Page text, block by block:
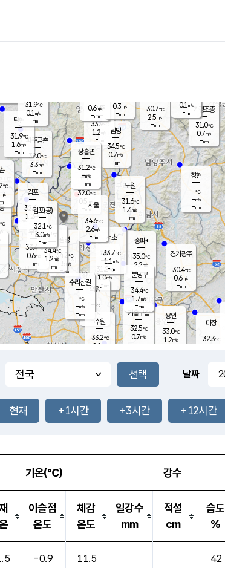
양주
33.9℃
1.2
-mm
과천
31.2℃
1.0m/s
- mm
-mm
-mm
용인
33.0℃
1.2m/s
경기광주
30.4℃
0.6m/s
-mm
28.8
℃
℃
m/s
파주금촌
32.0℃
3.3m/s
-mm
가평조종
31.0℃
0.7m/s
-mm
30.7℃
2.5m/s
-mm
창현
-℃
-m/s
-mm
탄현
31.9℃
1.6m/s
-mm
0.1 m/s
-mm
34.0℃
0.8m/s
-mm
마장
32.3℃
의왕
- ℃
m/s
mm
김포
32.6℃
1.2 m/s
mm
광명
34.2 ℃
1.5 m/s
-mm
부천
33.4℃
0.6m/s
-mm
-mm
℃
m/s
구로
34.4℃
1.2m/s
-mm
은평
32.0℃
0.5 m/s
- mm
노원
31.6℃
1.4m/s
-mm
송파*
35.0℃
2.2m/s
-mm
서초
33.7℃
1.1 m/s
-mm
남방
34.5℃
0.7m/s
-mm
기흥구갈
32.5℃
0.7m/s
-
수리산길
-℃
-m/s
-mm
분당구
34.4℃
1.7m/s
-mm
장흥면
31.2℃
-m/s
-mm
0.6m/s
-mm
김포(공)
32.1℃
3.0m/s
-mm
수원
33.2℃
2.1 m/s
서울
34.6℃
2.6m/s
-mm
31.9℃
0.1 m/s
-mm
0.3m/s
-mm
날짜
현재 +1시간 +3시간 +12시간
기온(℃) 강수
이슬점
온도
체감
온도
일강수
mm
적설
cm
습도
%
-0.9 11.5 42